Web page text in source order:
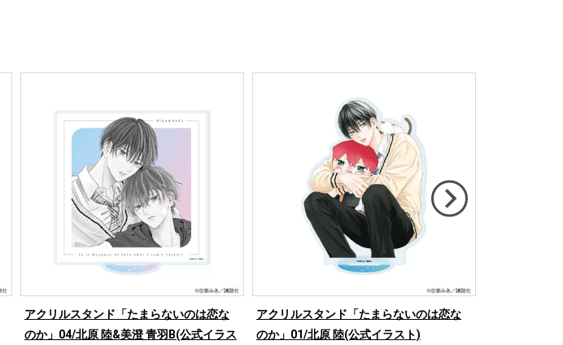
アクリルスタンド「たまらないのは恋な
のか」04/北原 陸&美澄 青羽B(公式イラス
アクリルスタンド「たまらないのは恋な
のか」01/北原 陸(公式イラスト)